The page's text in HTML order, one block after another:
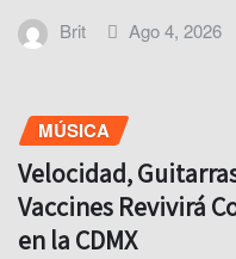
Brit Ago 4, 2026
MÚSICA
Velocidad,
Vaccines Revivirá
en la CDMX